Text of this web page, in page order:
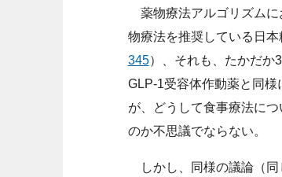
薬物療法アルゴリズムに
物療法を推奨している日本
345）、それも、たかだか
GLP-1受容体作動薬と同
が、どうして食事療法に
のか不思議でならない。
しかし、同様の議論（同